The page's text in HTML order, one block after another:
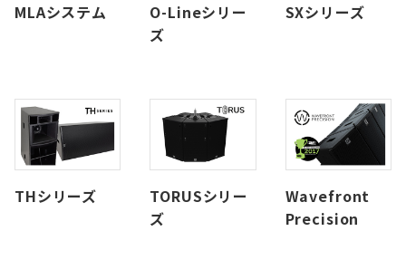
MLAシステム
O-Lineシリー
ズ
SXシリーズ
THシリーズ
TORUSシリー
ズ
Wavefront
Precision